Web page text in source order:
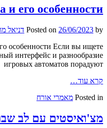
и его особенности
Posted on 26/06/2023 by
דניאל
особенности Если вы ищете
интерфейс и разнообразие
игровых автоматов порадуют
קרא עוד…
Posted in מאמרי אורח
מצ'ואיסטים עם לב